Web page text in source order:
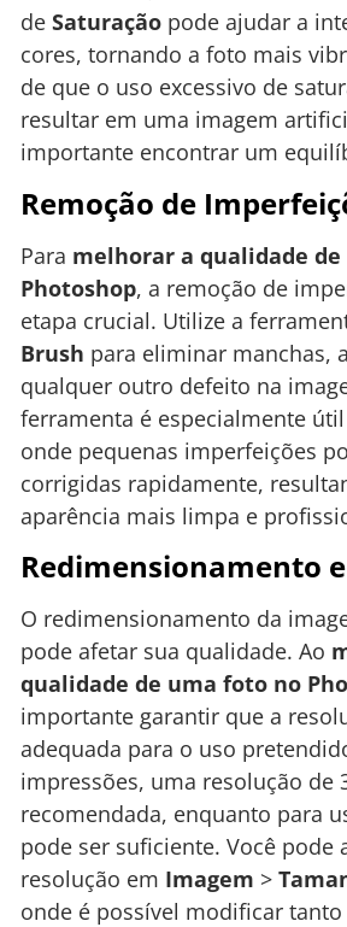
de Saturação pode ajudar a
cores, tornando a foto mais
de que o uso excessivo de
resultar em uma imagem
importante encontrar um
Remoção de
Para melhorar a qualidade
Photoshop, a remoção de
etapa crucial. Utilize a
Brush para eliminar manchas,
qualquer outro defeito na
ferramenta é especialmente
onde pequenas imperfeições
corrigidas rapidamente,
aparência mais limpa e
Redimensionamento
O redimensionamento da
pode afetar sua qualidade. Ao
qualidade de uma foto no
importante garantir que a
adequada para o uso
impressões, uma resolução de
recomendada, enquanto para
pode ser suficiente. Você pode
resolução em Imagem >
onde é possível modificar